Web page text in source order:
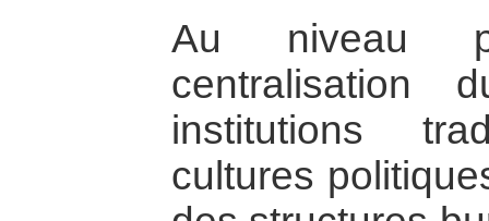
Au niveau
centralisation
institutions
cultures